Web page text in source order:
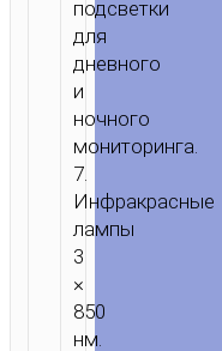
ГЛАВНАЯ /
подсветки
для
дневного
и
ночного
мониторинга.
7.
Инфракрасные
лампы
3
×
850
нм.